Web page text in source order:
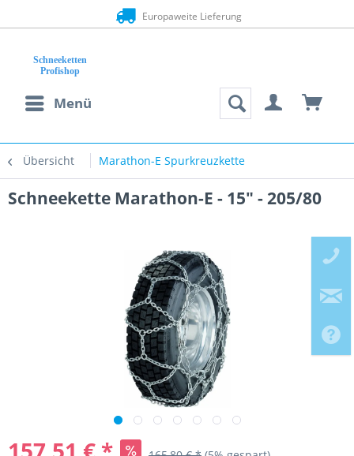
Europaweite Lieferung
Menü
Übersicht Marathon-E Spurkreuzkette
Schneekette Marathon-E - 15" - 205/80